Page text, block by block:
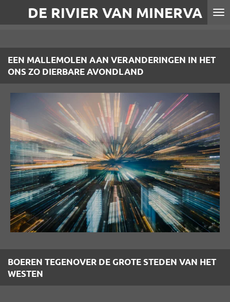
direct
hoofdinhoud
DE RIVIER VAN MINERVA
EEN MALLEMOLEN AAN VERANDERINGEN IN HET
ONS ZO DIERBARE AVONDLAND
BOEREN TEGENOVER DE GROTE STEDEN VAN HET
WESTEN